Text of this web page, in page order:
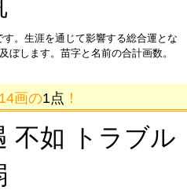
。生涯を通じて影響する総合運とな
ぼします。苗字と名前の合計画数。
画の1点 ！
不如 トラブル